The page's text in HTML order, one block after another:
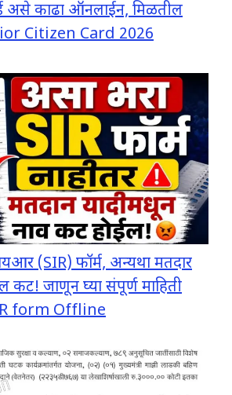
असे काढा ऑनलाईन, मिळतील
Citizen Card 2026
(SIR) फॉर्म, अन्यथा मतदार
कट! जाणून घ्या संपूर्ण माहिती
form Offline